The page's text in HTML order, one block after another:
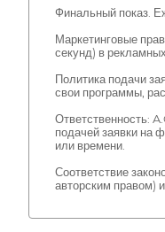
Финальный показ.
Маркетинговые
секунд) в
Политика подачи
свои программы,
Ответственность:
подачей заявки на
или времени.
Соответствие
авторским правом)